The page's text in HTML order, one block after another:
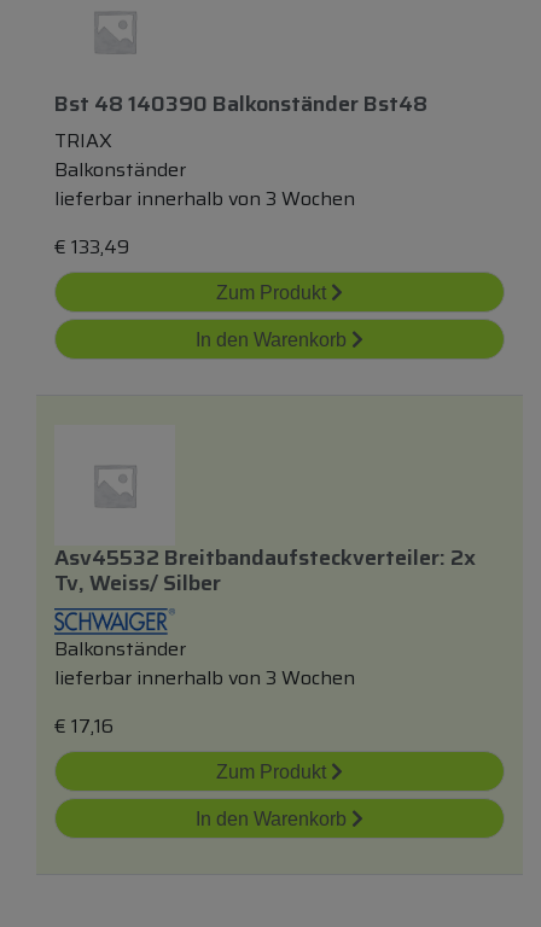
Bst 48 140390 Balkonständer Bst48
TRIAX
Balkonständer
lieferbar innerhalb von 3 Wochen
€ 133,49
Zum Produkt
In den Warenkorb
Asv45532 Breitbandaufsteckverteiler: 2x
Tv, Weiss/ Silber
Balkonständer
lieferbar innerhalb von 3 Wochen
€ 17,16
Zum Produkt
In den Warenkorb